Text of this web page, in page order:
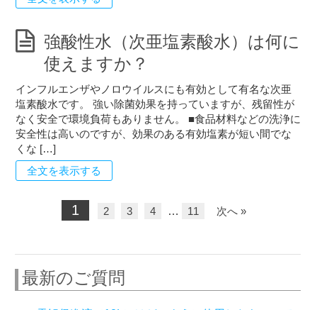
強酸性水（次亜塩素酸水）は何に
使えますか？
インフルエンザやノロウイルスにも有効として有名な次亜
塩素酸水です。 強い除菌効果を持っていますが、残留性が
なく安全で環境負荷もありません。 ■食品材料などの洗浄に
安全性は高いのですが、効果のある有効塩素が短い間でな
くな […]
全文を表示する
1 2 3 4 … 11 次へ »
最新のご質問